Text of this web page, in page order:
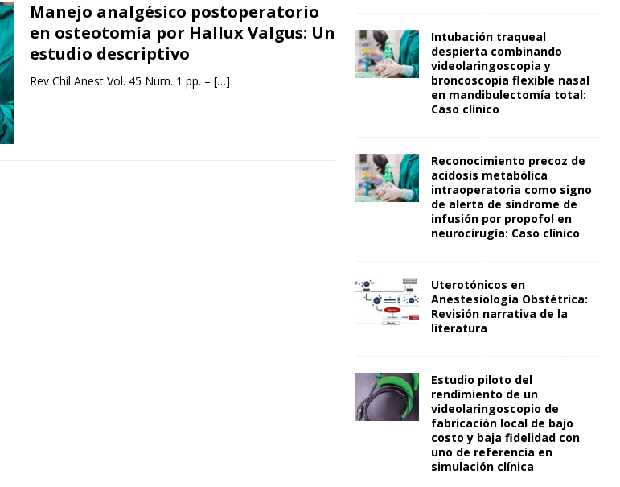
Manejo analgésico postoperatorio
en osteotomía por Hallux Valgus: Un
estudio descriptivo
Rev Chil Anest Vol. 45 Num. 1 pp. – […]
Intubación traqueal
despierta combinando
videolaringoscopia y
broncoscopia flexible nasal
en mandibulectomía total:
Caso clínico
Reconocimiento precoz de
acidosis metabólica
intraoperatoria como signo
de alerta de síndrome de
infusión por propofol en
neurocirugía: Caso clínico
Uterotónicos en
Anestesiología Obstétrica:
Revisión narrativa de la
literatura
Estudio piloto del
rendimiento de un
videolaringoscopio de
fabricación local de bajo
costo y baja fidelidad con
uno de referencia en
simulación clínica